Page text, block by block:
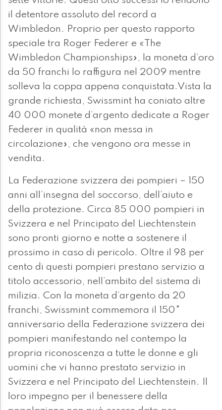
il detentore assoluto del record a
Wimbledon. Proprio per questo rapporto
speciale tra Roger Federer e «The
Wimbledon Championships», la moneta d’oro
da 50 franchi lo raffigura nel 2009 mentre
solleva la coppa appena conquistata.Vista la
grande richiesta, Swissmint ha coniato altre
40 000 monete d’argento dedicate a Roger
Federer in qualità «non messa in
circolazione», che vengono ora messe in
vendita.
La Federazione svizzera dei pompieri – 150
anni all’insegna del soccorso, dell’aiuto e
della protezione. Circa 85 000 pompieri in
Svizzera e nel Principato del Liechtenstein
sono pronti giorno e notte a sostenere il
prossimo in caso di pericolo. Oltre il 98 per
cento di questi pompieri prestano servizio a
titolo accessorio, nell’ambito del sistema di
milizia. Con la moneta d’argento da 20
franchi, Swissmint commemora il 150°
anniversario della Federazione svizzera dei
pompieri manifestando nel contempo la
propria riconoscenza a tutte le donne e gli
uomini che vi hanno prestato servizio in
Svizzera e nel Principato del Liechtenstein. Il
loro impegno per il benessere della